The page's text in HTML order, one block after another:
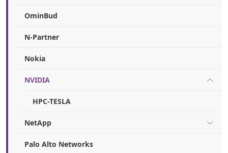
OminBud
N-Partner
Nokia
NVIDIA
HPC-TESLA
NetApp
Palo Alto Networks